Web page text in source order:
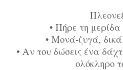
• Πήρε τη μερίδα
• Μονά-ζυγά, δικά
• Αν του δώσεις ένα
ολόκληρο